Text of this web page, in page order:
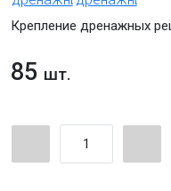
Крепление дренажных
85 шт.